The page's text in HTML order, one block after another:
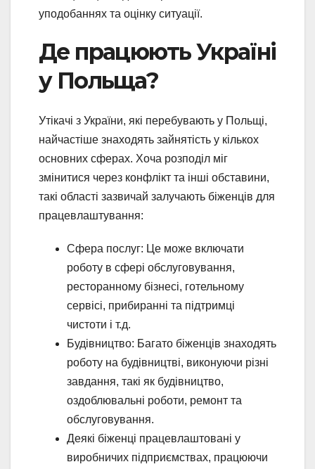
уподобаннях та оцінку ситуації.
Де працюють Україні
у Польща?
Утікачі з України, які перебувають у Польщі,
найчастіше знаходять зайнятість у кількох
основних сферах. Хоча розподіл міг
змінитися через конфлікт та інші обставини,
такі області зазвичай залучають біженців для
працевлаштування:
Сфера послуг: Це може включати
роботу в сфері обслуговування,
ресторанному бізнесі, готельному
сервісі, прибиранні та підтримці
чистоти і т.д.
Будівництво: Багато біженців знаходять
роботу на будівництві, виконуючи різні
завдання, такі як будівництво,
оздоблювальні роботи, ремонт та
обслуговування.
Деякі біженці працевлаштовані у
виробничих підприємствах, працюючи